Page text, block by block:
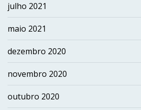
julho 2021
maio 2021
dezembro 2020
novembro 2020
outubro 2020